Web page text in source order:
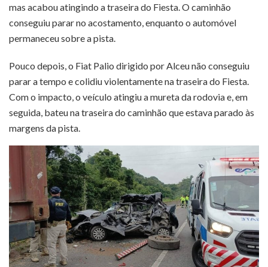
mas acabou atingindo a traseira do Fiesta. O caminhão
conseguiu parar no acostamento, enquanto o automóvel
permaneceu sobre a pista.
Pouco depois, o Fiat Palio dirigido por Alceu não conseguiu
parar a tempo e colidiu violentamente na traseira do Fiesta.
Com o impacto, o veículo atingiu a mureta da rodovia e, em
seguida, bateu na traseira do caminhão que estava parado às
margens da pista.